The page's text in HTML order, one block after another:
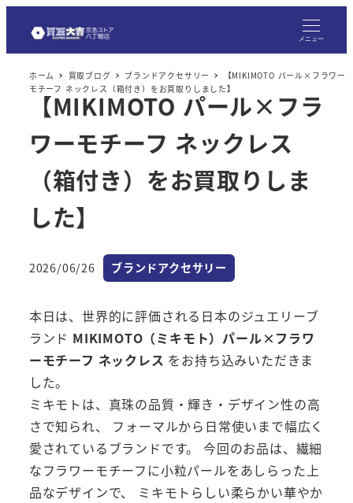
メニュー
ホーム 買取ブログ ブランドアクセサリー
【MIKIMOTO パール×フラワー
モチーフ ネックレス（箱付き）をお買取りしました】
【MIKIMOTO パール×フラ
ワーモチーフ ネックレス
（箱付き）をお買取りしま
した】
投稿日
2026/06/26 カテゴリー
ブランドアクセサリー
本日は、世界的に評価される日本のジュエリーブ
ランド MIKIMOTO（ミキモト）パール×フラワ
ーモチーフ ネックレス をお持ち込みいただきま
した。
ミキモトは、真珠の品質・輝き・デザイン性の高
さで知られ、 フォーマルから日常使いまで幅広く
愛されているブランドです。 今回のお品は、繊細
なフラワーモチーフに小粒パールをあしらった上
品なデザインで、 ミキモトらしい柔らかい華やか